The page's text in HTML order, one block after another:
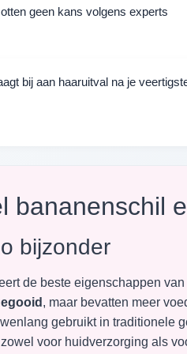
geen kans volgens experts
bij aan haaruitval na je
bananenschil
bijzonder
de beste eigenschappen
, maar bevatten meer
gebruikt in traditionele
voor huidverzorging als